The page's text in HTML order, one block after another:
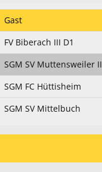
Gast
FV Biberach III D1
SGM SV Muttensweiler II
SGM FC Hüttisheim
SGM SV Mittelbuch